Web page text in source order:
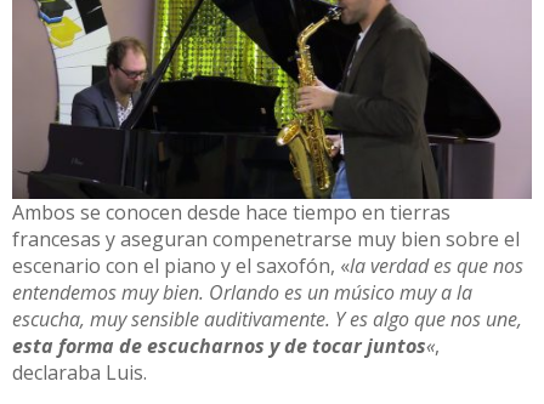
Ambos se conocen desde hace tiempo en tierras
francesas y aseguran compenetrarse muy bien sobre el
escenario con el piano y el saxofón, «la verdad es que nos
entendemos muy bien. Orlando es un músico muy a la
escucha, muy sensible auditivamente. Y es algo que nos une,
esta forma de escucharnos y de tocar juntos«,
declaraba Luis.